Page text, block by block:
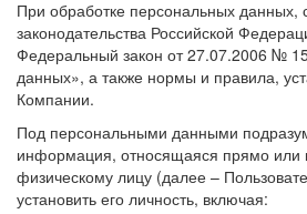
При обработке персональных данных,
законодательства Российской
Федеральный закон от 27.07.2006 №
данных», а также нормы и правила,
Компании.
Под персональными данными
информация, относящаяся прямо или
физическому лицу (далее –
установить его личность, включая: